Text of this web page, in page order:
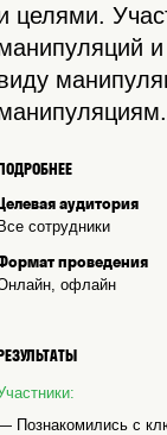
целями.
аудитория
сотрудники
проведения
офлайн
Познакомились с